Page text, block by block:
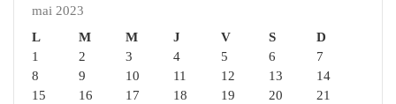
mai 2023
L
M M J V S
D
1
2 3 4 5 6
7
8
9 10 11 12 13
14
15
16 17 18 19 20
21